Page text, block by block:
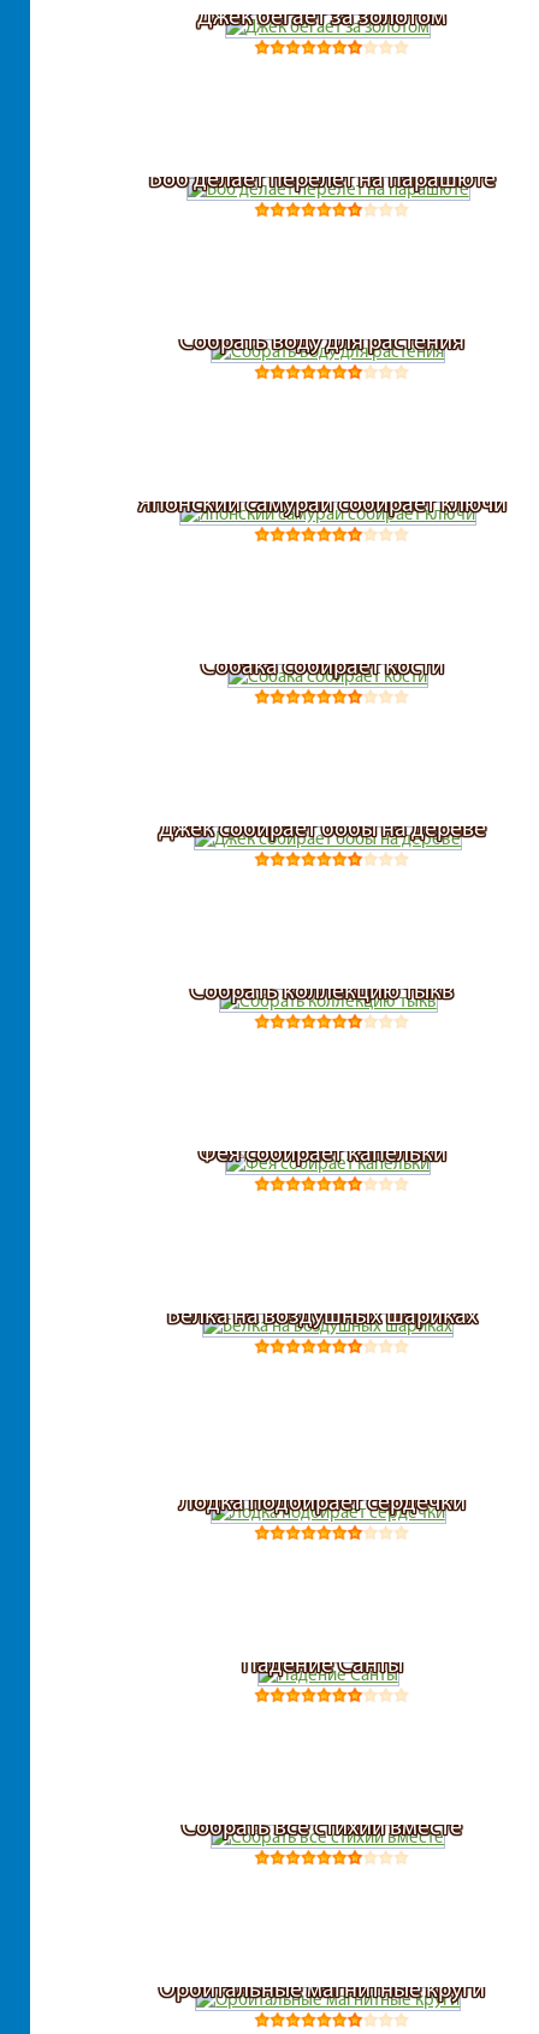
Джек бегает за золотом
Боб делает перелет на парашюте
Собрать воду для растения
Японский самурай собирает ключи
Собака собирает кости
Джек собирает бобы на дереве
Собрать коллекцию тыкв
Фея собирает капельки
Белка на воздушных шариках
Лодка подбирает сердечки
Падение Санты
Собрать все стихии вместе
Орбитальные магнитные круги